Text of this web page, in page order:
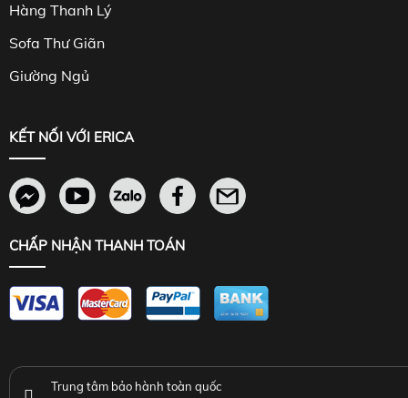
Hàng Thanh Lý
Sofa Thư Giãn
Giường Ngủ
KẾT NỐI VỚI ERICA
CHẤP NHẬN THANH TOÁN
Trung tâm bảo hành toàn quốc